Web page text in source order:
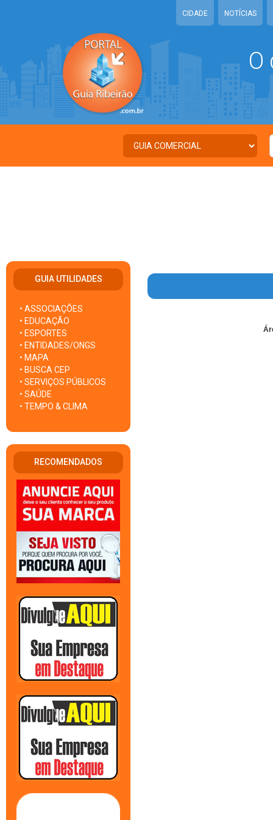
CIDADE NOTÍCIAS
O
GUIA UTILIDADES
• ASSOCIAÇÕES
• EDUCAÇÃO
• ESPORTES
• ENTIDADES/ONGS
• MAPA
• BUSCA CEP
• SERVIÇOS PÚBLICOS
• SAÚDE
• TEMPO & CLIMA
RECOMENDADOS